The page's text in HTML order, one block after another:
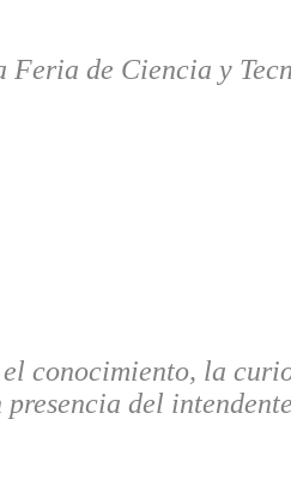
de Ciencia y
conocimiento, la
del